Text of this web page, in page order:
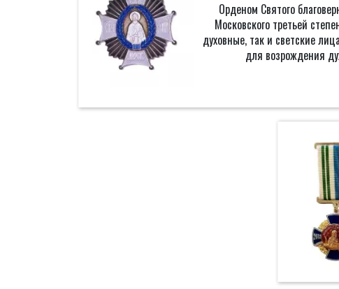
Орденом Святого
Московского третьей
духовные, так и светские
для возрождения